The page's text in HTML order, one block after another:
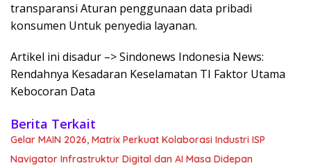
transparansi Aturan penggunaan data pribadi
konsumen Untuk penyedia layanan.
Artikel ini disadur –> Sindonews Indonesia News:
Rendahnya Kesadaran Keselamatan TI Faktor Utama
Kebocoran Data
Berita Terkait
Gelar MAIN 2026, Matrix Perkuat Kolaborasi Industri ISP
Navigator Infrastruktur Digital dan AI Masa Didepan